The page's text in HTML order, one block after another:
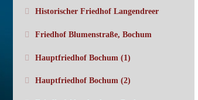
Historischer Friedhof Langendreer
Friedhof Blumenstraße, Bochum
Hauptfriedhof Bochum (1)
Hauptfriedhof Bochum (2)